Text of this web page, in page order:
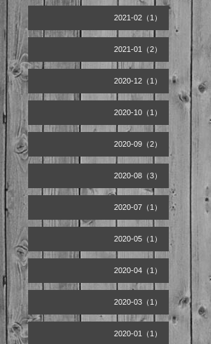
2021-02（1）
2021-01（2）
2020-12（1）
2020-10（1）
2020-09（2）
2020-08（3）
2020-07（1）
2020-05（1）
2020-04（1）
2020-03（1）
2020-01（1）